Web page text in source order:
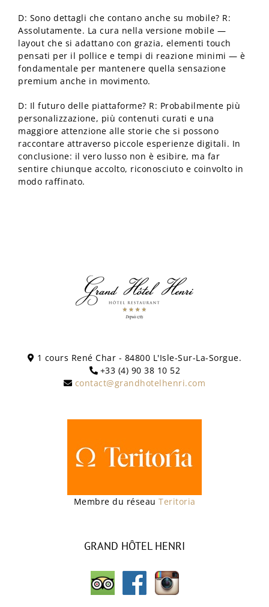
D: Sono dettagli che contano anche su mobile? R:
Assolutamente. La cura nella versione mobile —
layout che si adattano con grazia, elementi touch
pensati per il pollice e tempi di reazione minimi — è
fondamentale per mantenere quella sensazione
premium anche in movimento.
D: Il futuro delle piattaforme? R: Probabilmente più
personalizzazione, più contenuti curati e una
maggiore attenzione alle storie che si possono
raccontare attraverso piccole esperienze digitali. In
conclusione: il vero lusso non è esibire, ma far
sentire chiunque accolto, riconosciuto e coinvolto in
modo raffinato.
1 cours René Char - 84800 L'Isle-Sur-La-Sorgue.
+33 (4) 90 38 10 52
contact@grandhotelhenri.com
Membre du réseau Teritoria
GRAND HÔTEL HENRI